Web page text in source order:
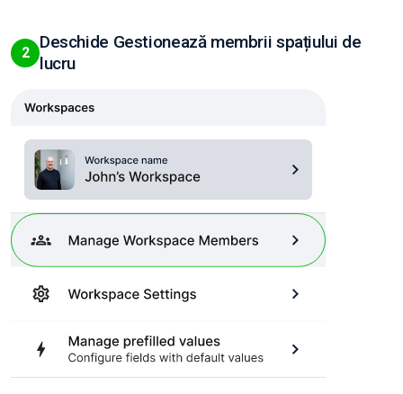
2
Deschide Gestionează membrii spațiului de
lucru